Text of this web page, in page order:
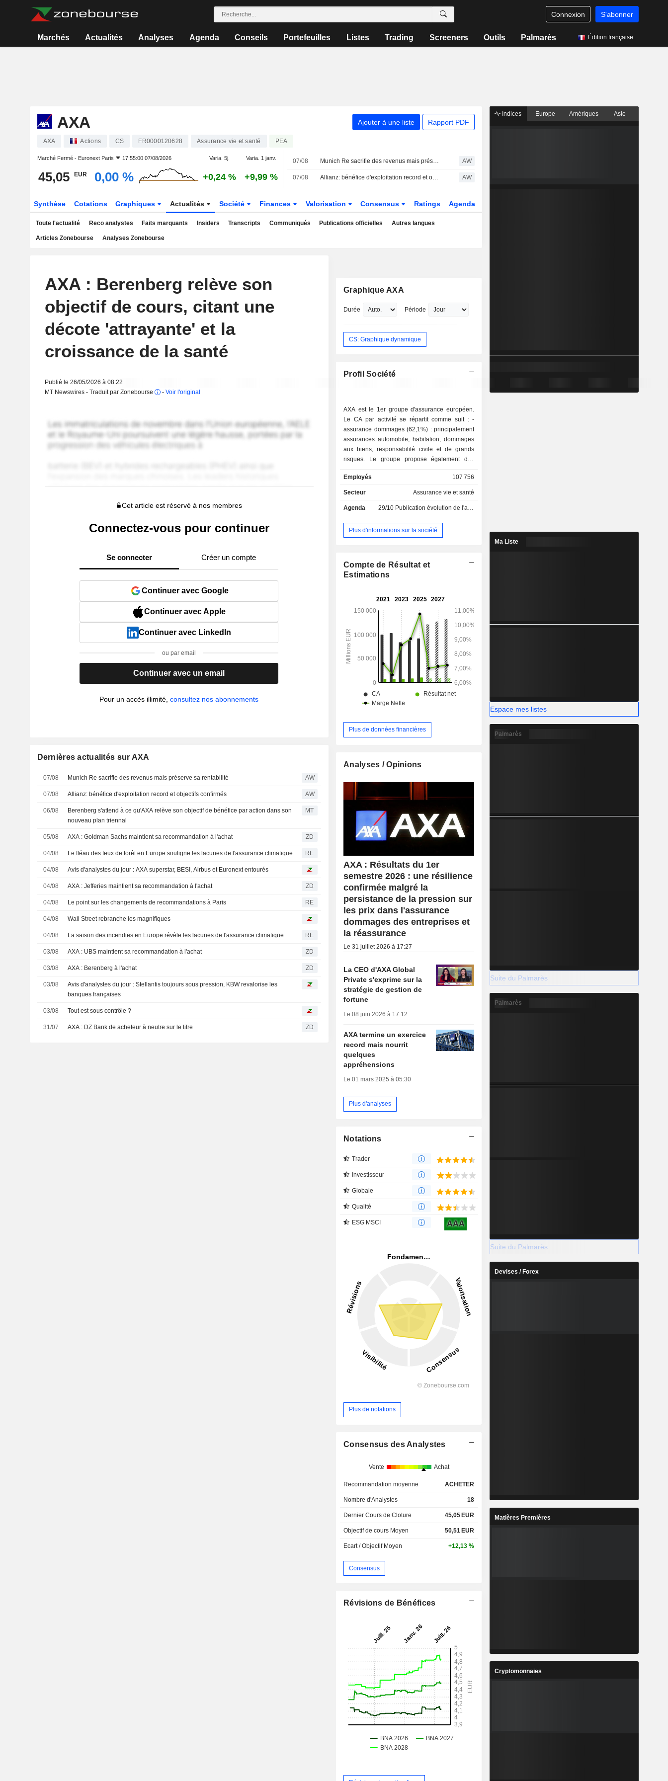
Connexion S'abonner
Marchés Actualités Analyses Agenda Conseils Portefeuilles Listes Trading Screeners Outils Palmarès Édition française
AXA Ajouter à une liste Rapport PDF
AXA Actions CS FR0000120628 Assurance vie et santé PEA
Marché Fermé - Euronext Paris 17:55:00 07/08/2026 Varia. 5j. Varia. 1 janv.
45,05 EUR 0,00 % +0,24 % +9,99 %
07/08 Munich Re sacrifie des revenus mais préserve sa rentabilité AW
07/08 Allianz: bénéfice d'exploitation record et objectifs confirmés AW
Synthèse Cotations Graphiques Actualités Société Finances Valorisation Consensus Ratings Agenda
Toute l'actualité Reco analystes Faits marquants Insiders Transcripts Communiqués Publications officielles Autres langues
Articles Zonebourse Analyses Zonebourse
AXA : Berenberg relève son
objectif de cours, citant une
décote 'attrayante' et la
croissance de la santé
Publié le 26/05/2026 à 08:22
MT Newswires - Traduit par Zonebourse
- Voir l'original
Cet article est réservé à nos membres
Connectez-vous pour continuer
Se connecter Créer un compte
Continuer avec Google
Continuer avec Apple
Continuer avec LinkedIn
ou par email
Continuer avec un email
Pour un accès illimité,consultez nos abonnements
Dernières actualités sur AXA
07/08 Munich Re sacrifie des revenus mais préserve sa rentabilité AW
07/08 Allianz: bénéfice d'exploitation record et objectifs confirmés AW
06/08
Berenberg s'attend à ce qu'AXA relève son objectif de bénéfice par action dans son
nouveau plan triennal
MT
05/08 AXA : Goldman Sachs maintient sa recommandation à l'achat ZD
04/08 Le fléau des feux de forêt en Europe souligne les lacunes de l'assurance climatique RE
04/08 Avis d'analystes du jour : AXA superstar, BESI, Airbus et Euronext entourés
04/08 AXA : Jefferies maintient sa recommandation à l'achat ZD
04/08 Le point sur les changements de recommandations à Paris RE
04/08 Wall Street rebranche les magnifiques
04/08 La saison des incendies en Europe révèle les lacunes de l'assurance climatique RE
03/08 AXA : UBS maintient sa recommandation à l'achat ZD
03/08 AXA : Berenberg à l'achat ZD
03/08
Avis d'analystes du jour : Stellantis toujours sous pression, KBW revalorise les
banques françaises
03/08 Tout est sous contrôle ?
31/07 AXA : DZ Bank de acheteur à neutre sur le titre ZD
Graphique AXA
Durée Période
CS: Graphique dynamique
Profil Société
AXA est le 1er groupe d'assurance européen.
Le CA par activité se répartit comme suit : -
assurance dommages (62,1%) : principalement
assurances automobile, habitation, dommages
aux biens, responsabilité civile et de grands
risques. Le groupe propose également des
de personnes en voyage, assistance technique
aux véhicules, etc.) ; - assurance vie (36,6%) :
prévoyance et de santé aux particuliers et aux
activités bancaires en France, en Belgique et en
Allemagne.
Employés 107 756
Secteur Assurance vie et santé
Agenda 29/10 Publication évolution de l'activité - Q3 2026
Plus d'informations sur la société
Compte de Résultat et
Estimations
Plus de données financières
Analyses / Opinions
AXA : Résultats du 1er
semestre 2026 : une résilience
confirmée malgré la
persistance de la pression sur
les prix dans l'assurance
dommages des entreprises et
la réassurance
Le 31 juillet 2026 à 17:27
La CEO d'AXA Global
Private s'exprime sur la
stratégie de gestion de
fortune
Le 08 juin 2026 à 17:12
AXA termine un exercice
record mais nourrit
quelques
appréhensions
Le 01 mars 2025 à 05:30
Plus d'analyses
Notations
Trader
Investisseur
Globale
Qualité
ESG MSCI AAA
Plus de notations
Consensus des Analystes
Vente Achat
Recommandation moyenne ACHETER
Nombre d'Analystes 18
Dernier Cours de Cloture 45,05 EUR
Objectif de cours Moyen 50,51 EUR
Ecart / Objectif Moyen +12,13 %
Consensus
Révisions de Bénéfices
Indices Europe Amériques Asie
Ma Liste
Espace mes listes
Palmarès
Suite du Palmarès
Palmarès
Suite du Palmarès
Devises / Forex
Matières Premières
Cryptomonnaies